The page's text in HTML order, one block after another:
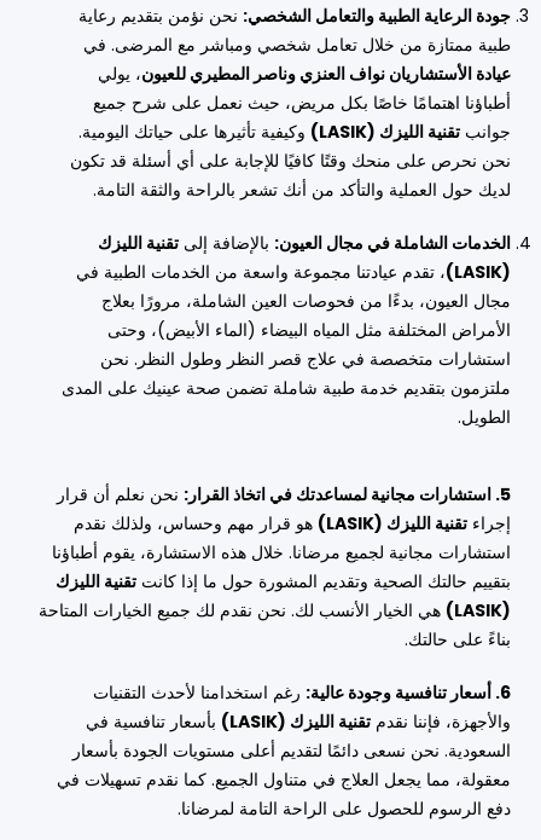
جودة الرعاية الطبية والتعامل الشخصي: نحن نؤمن بتقديم رعاية
طبية ممتازة من خلال تعامل شخصي ومباشر مع المرضى. في
عيادة الأستشاريان نواف العنزي وناصر المطيري للعيون، يولي
أطباؤنا اهتمامًا خاصًا بكل مريض، حيث نعمل على شرح جميع
جوانب تقنية الليزك (LASIK)
وكيفية تأثيرها على حياتك اليومية.
نحن نحرص على منحك وقتًا كافيًا للإجابة على أي أسئلة قد تكون
لديك حول العملية والتأكد من أنك تشعر بالراحة والثقة التامة.
الخدمات الشاملة في مجال العيون: بالإضافة إلى تقنية الليزك
(LASIK)
، تقدم عيادتنا مجموعة واسعة من الخدمات الطبية في
مجال العيون، بدءًا من فحوصات العين الشاملة، مرورًا بعلاج
الأمراض المختلفة مثل المياه البيضاء (الماء الأبيض)، وحتى
استشارات متخصصة في علاج قصر النظر وطول النظر. نحن
ملتزمون بتقديم خدمة طبية شاملة تضمن صحة عينيك على المدى
الطويل.
5. استشارات مجانية لمساعدتك في اتخاذ القرار:
نحن نعلم أن قرار
إجراء تقنية الليزك (LASIK)
هو قرار مهم وحساس، ولذلك نقدم
استشارات مجانية لجميع مرضانا. خلال هذه الاستشارة، يقوم أطباؤنا
بتقييم حالتك الصحية وتقديم المشورة حول ما إذا كانت تقنية الليزك
(LASIK)
هي الخيار الأنسب لك. نحن نقدم لك جميع الخيارات المتاحة
بناءً على حالتك.
6. أسعار تنافسية وجودة عالية:
رغم استخدامنا لأحدث التقنيات
والأجهزة، فإننا نقدم تقنية الليزك (LASIK)
بأسعار تنافسية في
السعودية. نحن نسعى دائمًا لتقديم أعلى مستويات الجودة بأسعار
معقولة، مما يجعل العلاج في متناول الجميع. كما نقدم تسهيلات في
دفع الرسوم للحصول على الراحة التامة لمرضانا.